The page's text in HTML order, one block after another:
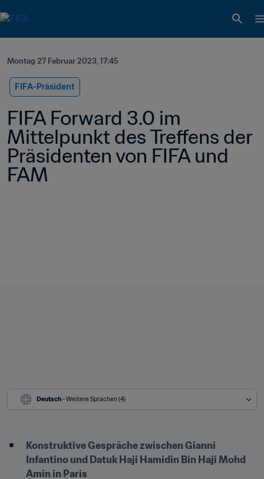
Montag 27 Februar 2023, 17:45
FIFA-Präsident
FIFA Forward 3.0 im
Mittelpunkt des Treffens der
Präsidenten von FIFA und
FAM
Deutsch - Weitere Sprachen (4)
Konstruktive Gespräche zwischen Gianni
Infantino und Datuk Haji Hamidin Bin Haji Mohd
Amin in Paris